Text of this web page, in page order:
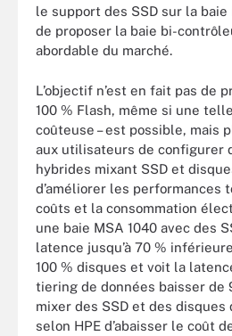
le support des SSD sur la
de proposer la baie bi-
abordable du marché.
L’objectif n’est en fait pas de
100 % Flash, même si une
coûteuse – est possible, mais
aux utilisateurs de configurer
hybrides mixant SSD et
d’améliorer les performances
coûts et la consommation
une baie MSA 1040 avec des
latence jusqu’à 70 %
100 % disques et voit la
tiering de données baisser de
mixer des SSD et des disques
selon HPE d’abaisser le coût